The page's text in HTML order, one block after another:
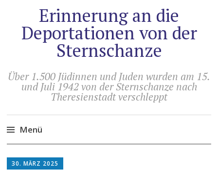
Erinnerung an die
Deportationen von der
Sternschanze
Über 1.500 Jüdinnen und Juden wurden am 15.
und Juli 1942 von der Sternschanze nach
Theresienstadt verschleppt
Menü
Inhalt
30. MÄRZ 2025